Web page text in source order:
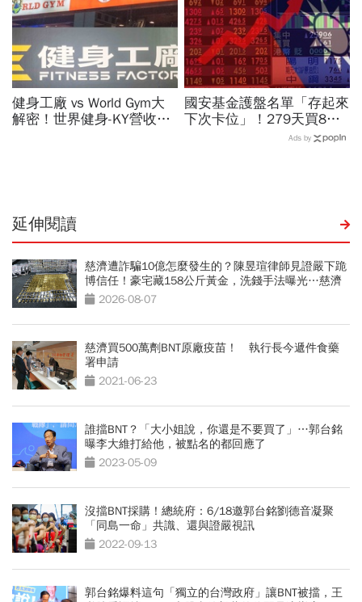
健身工廠 vs World Gym大
解密！世界健身-KY營收大
國安基金護盤名單「存起來
下次卡位」！279天買8檔
翻倍賺百億：鴻海、台達
Ads by
延伸閱讀
慈濟遭詐騙10億怎麼發生的？陳昱瑄律師見證嚴下跪
博信任！豪宅藏158公斤黃金，洗錢手法曝光…慈濟
回應了
2026-08-07
慈濟買500萬劑BNT原廠疫苗！ 執行長今遞件食藥
署申請
2021-06-23
誰擋BNT？「大小姐說，你還是不要買了」…郭台銘
曝李大維打給他，被點名的都回應了
2023-05-09
沒擋BNT採購！總統府：6/18邀郭台銘劉德音凝聚
「同島一命」共識、還與證嚴視訊
2022-09-13
郭台銘爆料這句「獨立的台灣政府」讓BNT被擋，王